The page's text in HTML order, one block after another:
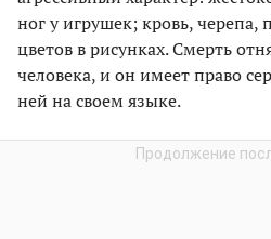
ног у игрушек; кровь, черепа,
цветов в рисунках. Смерть
человека, и он имеет право
ней на своем языке.